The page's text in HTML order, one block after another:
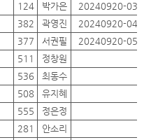
124 박가은 20240920-03
382 곽영진 20240920-04
377 서권필 20240920-05
511 정창원
536 최동수
508 유지혜
555 정은정
281 안소리